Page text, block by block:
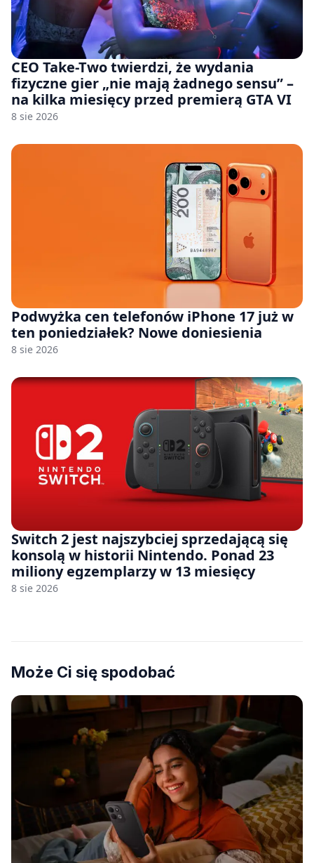
CEO Take-Two twierdzi, że wydania
fizyczne gier „nie mają żadnego sensu” –
na kilka miesięcy przed premierą GTA VI
8 sie 2026
Podwyżka cen telefonów iPhone 17 już w
ten poniedziałek? Nowe doniesienia
8 sie 2026
Switch 2 jest najszybciej sprzedającą się
konsolą w historii Nintendo. Ponad 23
miliony egzemplarzy w 13 miesięcy
8 sie 2026
Może Ci się spodobać